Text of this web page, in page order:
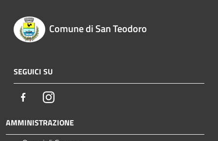
Comune di San Teodoro
SEGUICI SU
FacebookInstagram
AMMINISTRAZIONE